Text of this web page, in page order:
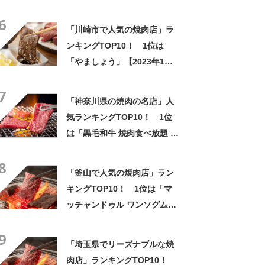
「川崎市で人気の焼肉店」ラ
ンキングTOP10！ 1位は
「やましょう」【2023年1月
「神奈川県の焼肉の名店」人
気ランキングTOP10！ 1位
は「黒毛和牛 焼肉食べ放題 和
「釜山で人気の焼肉店」ラン
キングTOP10！ 1位は「マ
ッチャンドゥル ワンソグムグ
「埼玉県でリーズナブルな焼
肉店」ランキングTOP10！